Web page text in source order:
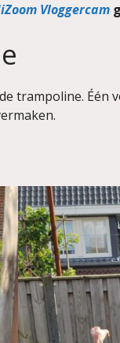
Vloggercam
trampoline. Één